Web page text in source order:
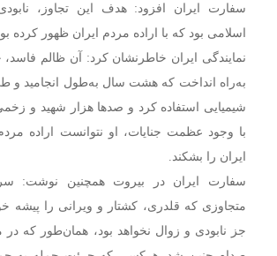
سفارت ایران افزود: هدف این تجاوز،
اسلامی بود که با اراده مردم ایران ظهور کرده
نمایندگی ایران خاطرنشان کرد: آن ظالم
به‌راه انداخت که هشت سال به‌طول انجامید و
شیمیایی استفاده کرد و صدها هزار شهید و
با وجود عظمت جنایات، او نتوانست اراده
ایران را بشکند.
سفارت ایران در بیروت همچنین نوشت:
متجاوزی که قلدری، کشتار و ویرانی را پیشه
جز نابودی و زوال نخواهد بود، همان‌طور که در